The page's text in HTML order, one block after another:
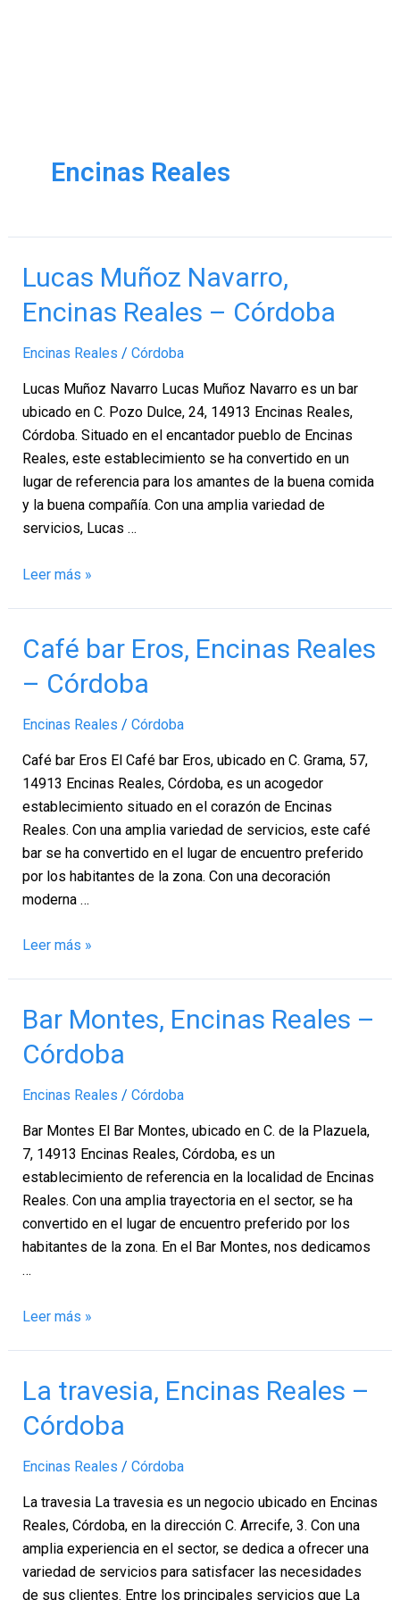
Encinas Reales
Lucas Muñoz Navarro,
Encinas Reales – Córdoba
Encinas Reales / Córdoba
Lucas Muñoz Navarro Lucas Muñoz Navarro es un bar
ubicado en C. Pozo Dulce, 24, 14913 Encinas Reales,
Córdoba. Situado en el encantador pueblo de Encinas
Reales, este establecimiento se ha convertido en un
lugar de referencia para los amantes de la buena comida
y la buena compañía. Con una amplia variedad de
servicios, Lucas …
Lucas
Muñoz
Navarro,
Reales
–
Córdoba
Leer más »
Café bar Eros, Encinas Reales
– Córdoba
Encinas Reales / Córdoba
Café bar Eros El Café bar Eros, ubicado en C. Grama, 57,
14913 Encinas Reales, Córdoba, es un acogedor
establecimiento situado en el corazón de Encinas
Reales. Con una amplia variedad de servicios, este café
bar se ha convertido en el lugar de encuentro preferido
por los habitantes de la zona. Con una decoración
moderna …
Café
bar
Eros,
Reales
–
Córdoba
Leer más »
Bar Montes, Encinas Reales –
Córdoba
Encinas Reales / Córdoba
Bar Montes El Bar Montes, ubicado en C. de la Plazuela,
7, 14913 Encinas Reales, Córdoba, es un
establecimiento de referencia en la localidad de Encinas
Reales. Con una amplia trayectoria en el sector, se ha
convertido en el lugar de encuentro preferido por los
habitantes de la zona. En el Bar Montes, nos dedicamos
…
Bar
Encinas
–
Córdoba
Leer más »
La travesia, Encinas Reales –
Córdoba
Encinas Reales / Córdoba
La travesia La travesia es un negocio ubicado en Encinas
Reales, Córdoba, en la dirección C. Arrecife, 3. Con una
amplia experiencia en el sector, se dedica a ofrecer una
variedad de servicios para satisfacer las necesidades
de sus clientes. Entre los principales servicios que La
La
travesia,
Encinas
–
Córdoba